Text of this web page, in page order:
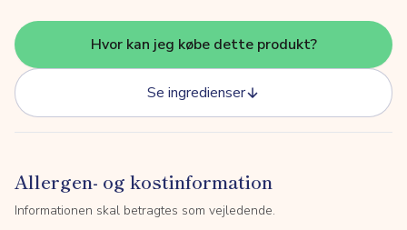
Hvor kan jeg købe dette produkt?
Se ingredienser
Allergen- og kostinformation
Informationen skal betragtes som vejledende.